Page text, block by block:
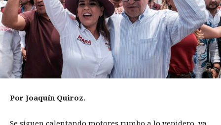
Por Joaquín Quiroz.
Se siguen calentando motores rumbo a lo venidero, ya